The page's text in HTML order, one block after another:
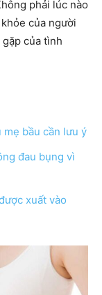
phải lúc nào
của người
của tình
bầu cần lưu ý
đau bụng vì
xuất vào